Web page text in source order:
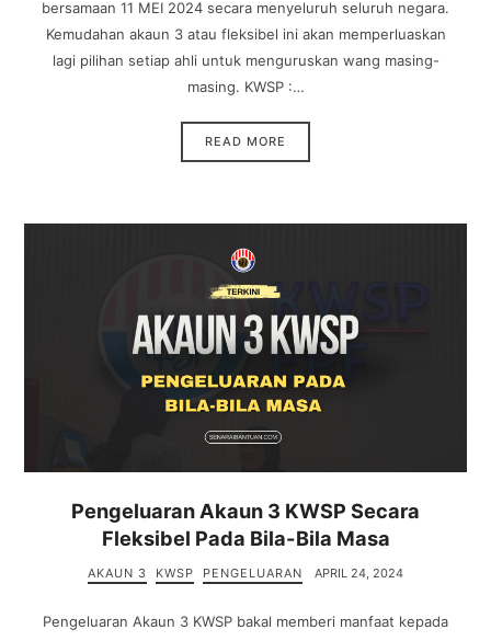
bersamaan 11 MEI 2024 secara menyeluruh seluruh negara.
Kemudahan akaun 3 atau fleksibel ini akan memperluaskan
lagi pilihan setiap ahli untuk menguruskan wang masing-
masing. KWSP :…
READ MORE
Pengeluaran Akaun 3 KWSP Secara
Fleksibel Pada Bila-Bila Masa
AKAUN 3 KWSP PENGELUARAN APRIL 24, 2024
Pengeluaran Akaun 3 KWSP bakal memberi manfaat kepada